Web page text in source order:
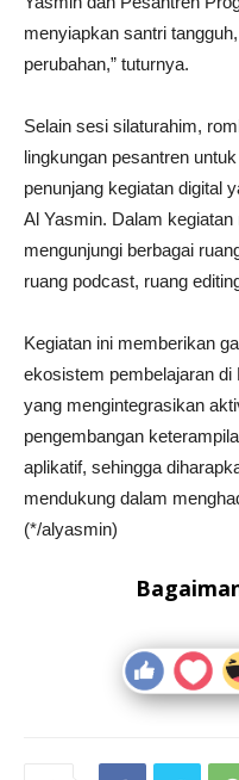
menyiapkan santri
perubahan,” tuturnya.
Selain sesi silaturahim,
lingkungan pesantren
penunjang kegiatan digital
Al Yasmin. Dalam
mengunjungi berbagai
ruang podcast, ruang
Kegiatan ini memberikan
ekosistem pembelajaran di
yang mengintegrasikan
pengembangan
aplikatif, sehingga
mendukung dalam
(*/alyasmin)